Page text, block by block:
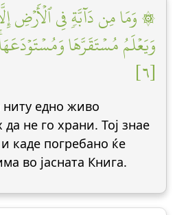
۞ وَمَا مِن دَآبَّةٖ فِي ٱلۡأَرۡضِ
وَيَعۡلَمُ مُسۡتَقَرَّهَا
[٦]
ниту едно живо
не го храни. Тој знае
каде погребано ќе
во јасната Книга.